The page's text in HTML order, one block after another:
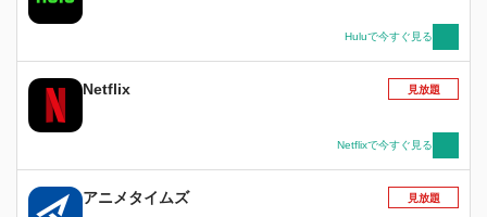
Huluで今すぐ見る
Netflix 見放題
Netflixで今すぐ見る
アニメタイムズ 見放題